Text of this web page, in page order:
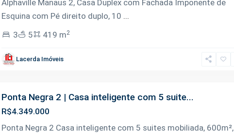
Alphaville Manaus 2, Casa Duplex com Fachada Imponente de
Esquina com Pé direito duplo, 10 ...
3
5 419 m2
Lacerda Imóveis
Ponta Negra 2 | Casa inteligente com 5 suite...
R$4.349.000
Ponta Negra 2 Casa inteligente com 5 suites mobiliada, 600m²,